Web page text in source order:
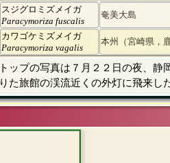
スジグロミズメイガ
Paracymoriza fuscalis
奄美大島
カワゴケミズメイガ
Paracymoriza vagalis
本州（宮崎県，
トップの写真は７月２２日の夜、
りた旅館の渓流近くの外灯に飛来し